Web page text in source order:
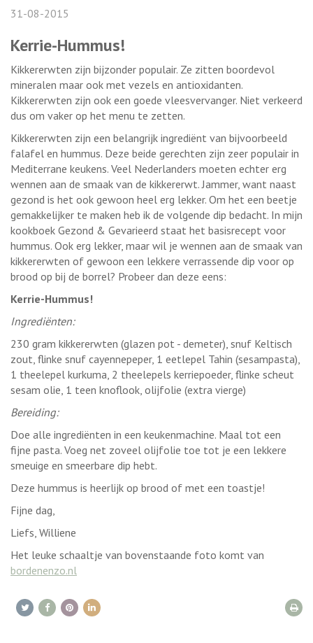
31-08-2015
Kerrie-Hummus!
Kikkererwten zijn bijzonder populair. Ze zitten boordevol
mineralen maar ook met vezels en antioxidanten.
Kikkererwten zijn ook een goede vleesvervanger. Niet verkeerd
dus om vaker op het menu te zetten.
Kikkererwten zijn een belangrijk ingrediënt van bijvoorbeeld
falafel en hummus. Deze beide gerechten zijn zeer populair in
Mediterrane keukens. Veel Nederlanders moeten echter erg
wennen aan de smaak van de kikkererwt. Jammer, want naast
gezond is het ook gewoon heel erg lekker. Om het een beetje
gemakkelijker te maken heb ik de volgende dip bedacht. In mijn
kookboek Gezond & Gevarieerd staat het basisrecept voor
hummus. Ook erg lekker, maar wil je wennen aan de smaak van
kikkererwten of gewoon een lekkere verrassende dip voor op
brood op bij de borrel? Probeer dan deze eens:
Kerrie-Hummus!
Ingrediënten:
230 gram kikkererwten (glazen pot - demeter), snuf Keltisch
zout, flinke snuf cayennepeper, 1 eetlepel Tahin (sesampasta),
1 theelepel kurkuma, 2 theelepels kerriepoeder, flinke scheut
sesam olie, 1 teen knoflook, olijfolie (extra vierge)
Bereiding:
Doe alle ingrediënten in een keukenmachine. Maal tot een
fijne pasta. Voeg net zoveel olijfolie toe tot je een lekkere
smeuige en smeerbare dip hebt.
Deze hummus is heerlijk op brood of met een toastje!
Fijne dag,
Liefs, Williene
Het leuke schaaltje van bovenstaande foto komt van
bordenenzo.nl